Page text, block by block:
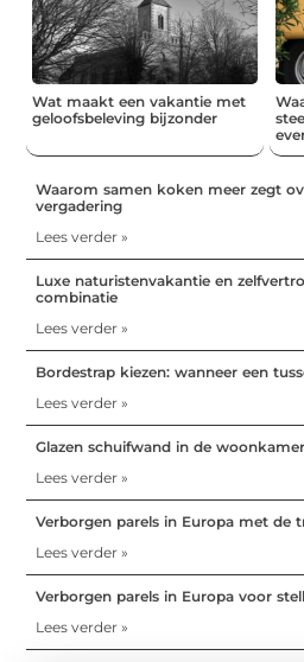
Wat maakt een vakantie met
geloofsbeleving bijzonder
Waarom samen koken meer zegt
vergadering
Lees verder »
Luxe naturistenvakantie en
combinatie
Lees verder »
Bordestrap kiezen: wanneer een
Lees verder »
Glazen schuifwand in de
Lees verder »
Verborgen parels in Europa met de
Lees verder »
Verborgen parels in Europa voor
Lees verder »